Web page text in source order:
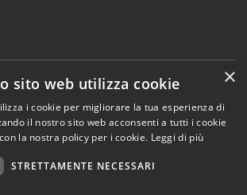
×
sito web utilizza cookie
i cookie per migliorare la tua esperienza di
il nostro sito web acconsenti a tutti i cookie
la nostra policy per i cookie. Leggi di più
STRETTAMENTE NECESSARI